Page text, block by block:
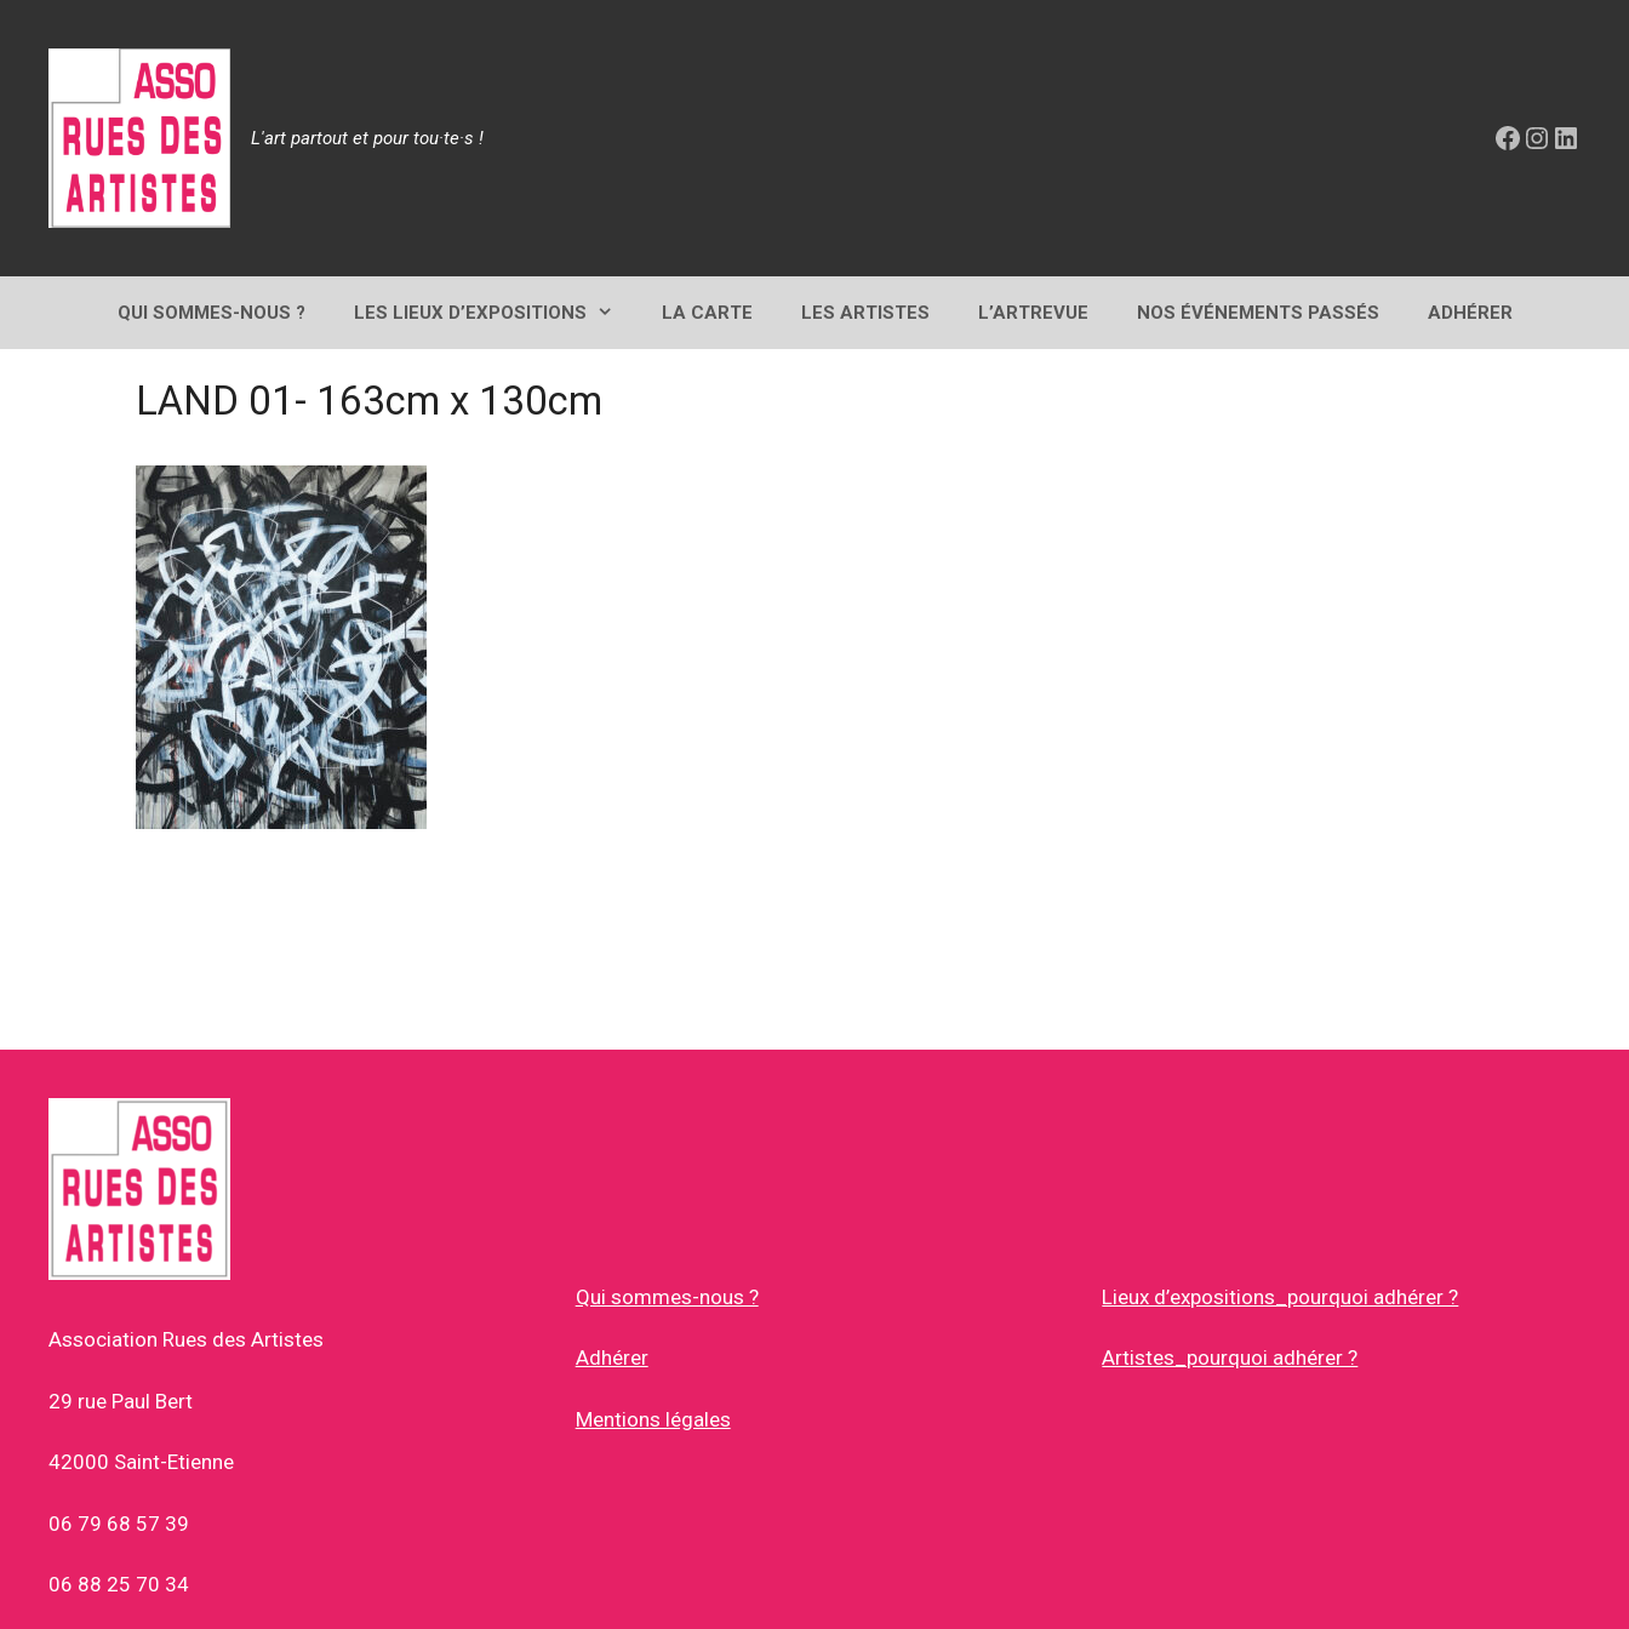
L'art partout et pour tou·te·s ! Facebook
QUI SOMMES-NOUS ? LES LIEUX D’EXPOSITIONS LA CARTE LES ARTISTES L’ARTREVUE NOS ÉVÉNEMENTS PASSÉS ADHÉRER
LAND 01- 163cm x 130cm
Association Rues des Artistes
29 rue Paul Bert
42000 Saint-Etienne
06 79 68 57 39
06 88 25 70 34
Qui sommes-nous ?
Adhérer
Mentions légales
Lieux d’expositions_pourquoi adhérer ?
Artistes_pourquoi adhérer ?